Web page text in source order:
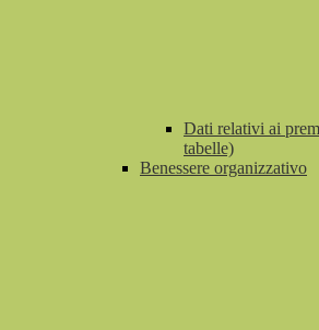
Dati relativi ai
tabelle)
Benessere organizzativo